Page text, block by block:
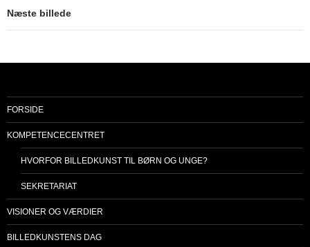
Næste billede
FORSIDE
KOMPETENCECENTRET
HVORFOR BILLEDKUNST TIL BØRN OG UNGE?
SEKRETARIAT
VISIONER OG VÆRDIER
BILLEDKUNSTENS DAG